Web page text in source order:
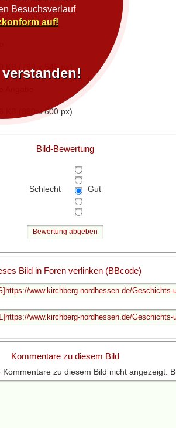
KB (799 x 545 px)
KB (880 x 600 px)
Bild-Bewertung
Schlecht Gut
Bild in Foren verlinken (BBcode)
Kommentare zu diesem Bild
zu diesem Bild nicht angezeigt.
Besuchsverlauf
auf!